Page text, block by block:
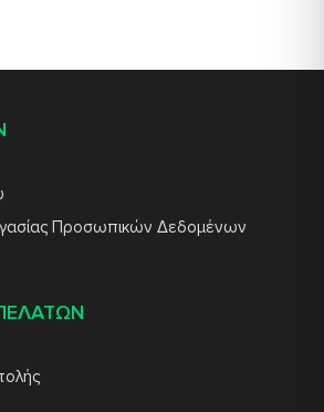
Προσωπικών Δεδομένων